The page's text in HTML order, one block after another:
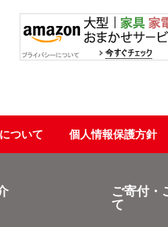
ついて 個人情報保護方針
ご寄付・
て